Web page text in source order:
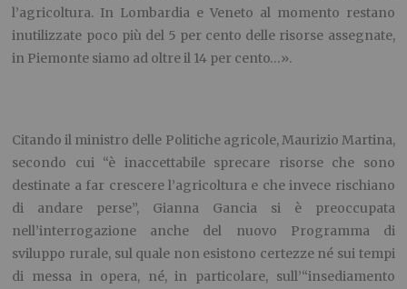
l’agricoltura. In Lombardia e Veneto al momento restano
inutilizzate poco più del 5 per cento delle risorse assegnate,
in Piemonte siamo ad oltre il 14 per cento…».
Citando il ministro delle Politiche agricole, Maurizio Martina,
secondo cui “è inaccettabile sprecare risorse che sono
destinate a far crescere l’agricoltura e che invece rischiano
di andare perse”, Gianna Gancia si è preoccupata
nell’interrogazione anche del nuovo Programma di
sviluppo rurale, sul quale non esistono certezze né sui tempi
di messa in opera, né, in particolare, sull’“insediamento